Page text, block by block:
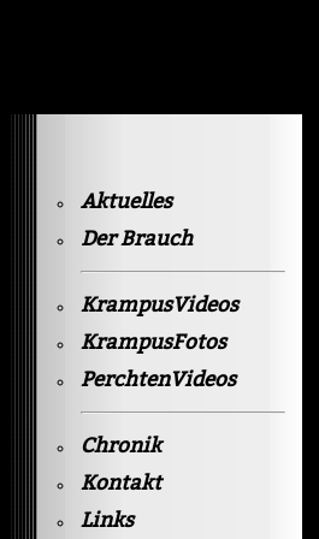
Aktuelles
Der Brauch
KrampusVideos
KrampusFotos
PerchtenVideos
Chronik
Kontakt
Links